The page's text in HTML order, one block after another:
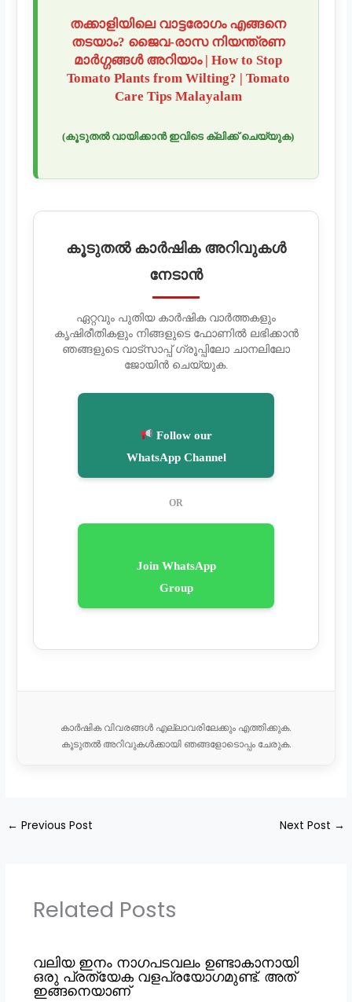
തക്കാളിയിലെ വാട്ടരോഗം എങ്ങനെ
തടയാം? ജൈവ-രാസ നിയന്ത്രണ
മാർഗ്ഗങ്ങൾ അറിയാം | How to Stop
Tomato Plants from Wilting? | Tomato
Care Tips Malayalam
(കൂടുതൽ വായിക്കാൻ ഇവിടെ ക്ലിക്ക് ചെയ്യുക)
കൂടുതൽ കാർഷിക അറിവുകൾ
നേടാൻ
ഏറ്റവും പുതിയ കാർഷിക വാർത്തകളും
കൃഷിരീതികളും നിങ്ങളുടെ ഫോണിൽ ലഭിക്കാൻ
ഞങ്ങളുടെ വാട്സാപ്പ് ഗ്രൂപ്പിലോ ചാനലിലോ
ജോയിൻ ചെയ്യുക.
Follow our
WhatsApp Channel
OR
Join WhatsApp
Group
കാർഷിക വിവരങ്ങൾ എല്ലാവരിലേക്കും എത്തിക്കുക.
കൂടുതൽ അറിവുകൾക്കായി ഞങ്ങളോടൊപ്പം ചേരുക.
← Previous Post Next Post →
Related Posts
വലിയ ഇനം നാഗപടവലം ഉണ്ടാകാനായി
ഒരു പ്രത്യേക വളപ്രയോഗമുണ്ട്. അത്
ഇങ്ങനെയാണ്